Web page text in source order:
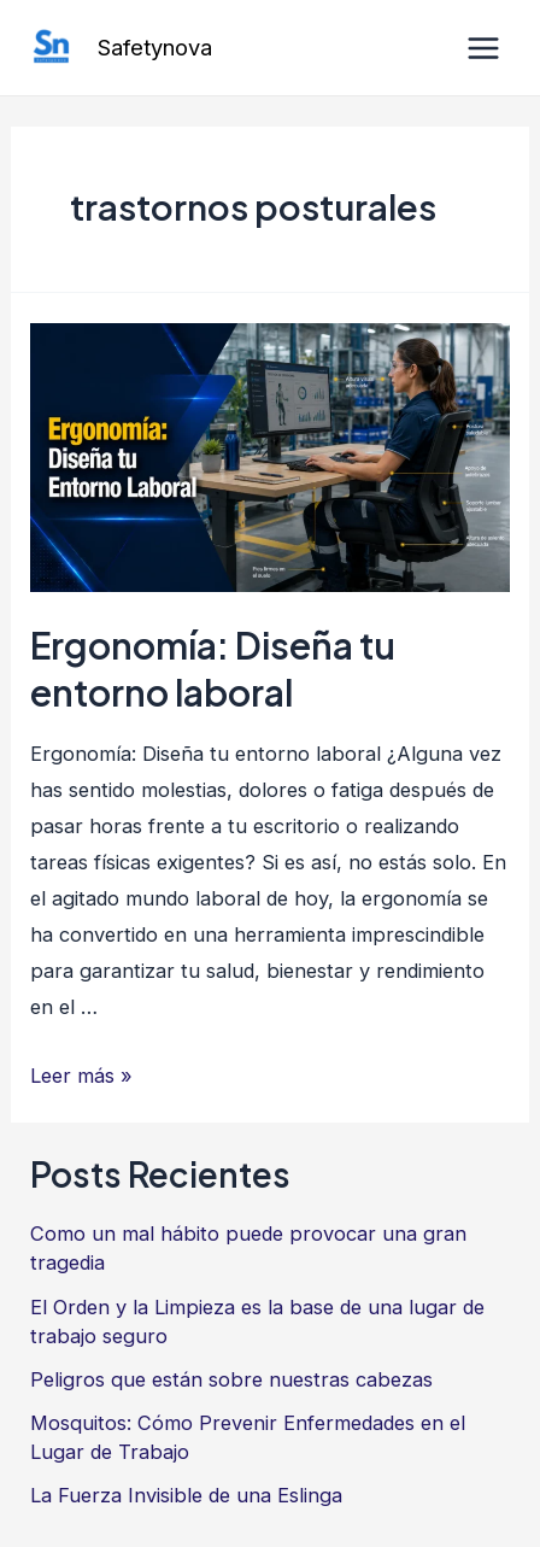
Safetynova
trastornos posturales
Ergonomía: Diseña tu
entorno laboral
Ergonomía: Diseña tu entorno laboral ¿Alguna vez
has sentido molestias, dolores o fatiga después de
pasar horas frente a tu escritorio o realizando
tareas físicas exigentes? Si es así, no estás solo. En
el agitado mundo laboral de hoy, la ergonomía se
ha convertido en una herramienta imprescindible
para garantizar tu salud, bienestar y rendimiento
en el …
Ergonomía:
entorno
Leer más »
Posts Recientes
Como un mal hábito puede provocar una gran
tragedia
El Orden y la Limpieza es la base de una lugar de
trabajo seguro
Peligros que están sobre nuestras cabezas
Mosquitos: Cómo Prevenir Enfermedades en el
Lugar de Trabajo
La Fuerza Invisible de una Eslinga